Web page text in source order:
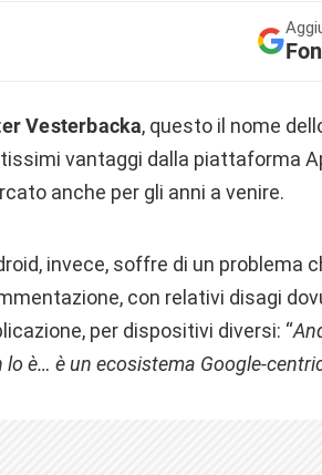
Vesterbacka, questo il nome
vantaggi dalla piattaforma
anche per gli anni a venire.
invece, soffre di un problema
con relativi disagi
per dispositivi diversi: “
lo è… è un ecosistema Google-